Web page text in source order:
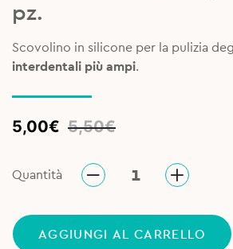
pz.
Scovolino in silicone per la pulizia
interdentali più ampi.
5,50€
Original
5,50€.
5,00€
Current
5,00€.
Quantità
AGGIUNGI AL CARRELLO